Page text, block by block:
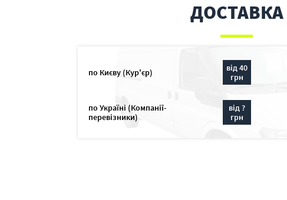
ДОСТАВКА
по Києву (Кур'єр)
від 40
грн
по Україні (Компанії-
перевізники)
від ?
грн